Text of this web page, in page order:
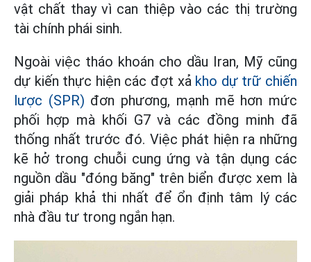
vật chất thay vì can thiệp vào các thị trường
tài chính phái sinh.
Ngoài việc tháo khoán cho dầu Iran, Mỹ cũng
dự kiến thực hiện các đợt xả kho dự trữ chiến
lược (SPR) đơn phương, mạnh mẽ hơn mức
phối hợp mà khối G7 và các đồng minh đã
thống nhất trước đó. Việc phát hiện ra những
kẽ hở trong chuỗi cung ứng và tận dụng các
nguồn dầu "đóng băng" trên biển được xem là
giải pháp khả thi nhất để ổn định tâm lý các
nhà đầu tư trong ngắn hạn.